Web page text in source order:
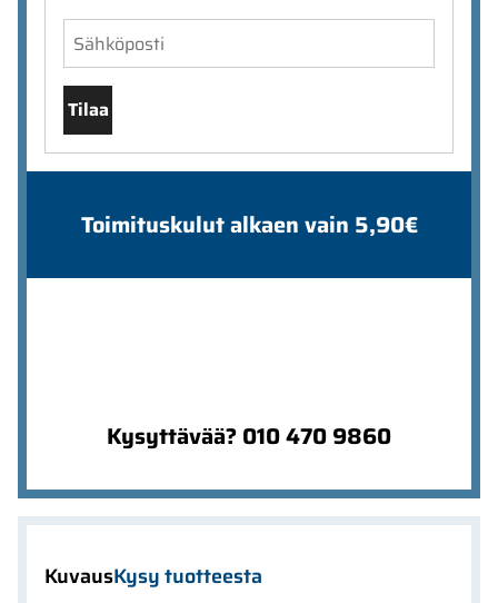
Tilaa
Toimituskulut alkaen vain 5,90€
Kysyttävää? 010 470 9860
KuvausKysy tuotteesta